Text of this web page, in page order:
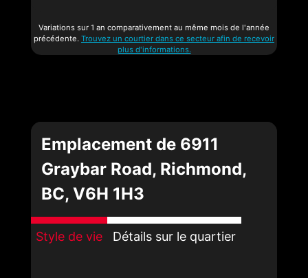
Variations sur 1 an comparativement au même mois de l'année
précédente. Trouvez un courtier dans ce secteur afin de recevoir
plus d'informations.
Emplacement de 6911
Graybar Road, Richmond,
BC, V6H 1H3
Style de vie Détails sur le quartier